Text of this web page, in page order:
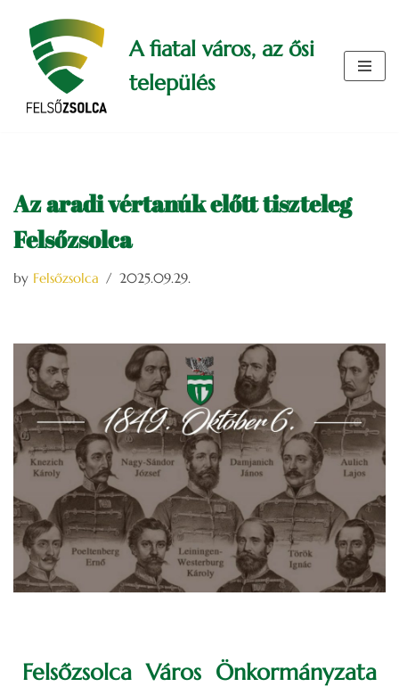
Skip
content
A fiatal város, az ősi
település
Az aradi vértanúk előtt tiszteleg
Felsőzsolca
by Felsőzsolca 2025.09.29.
Felsőzsolca Város Önkormányzata